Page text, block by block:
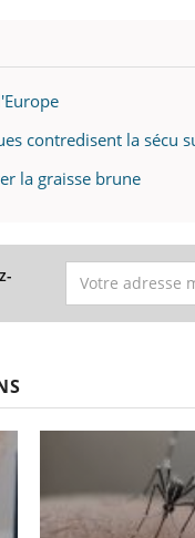
contredisent la sécu
la graisse brune